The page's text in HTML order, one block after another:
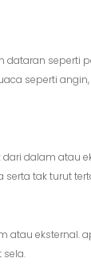
seperti
seperti
dalam atau
tak turut
atau eksternal.
sela.